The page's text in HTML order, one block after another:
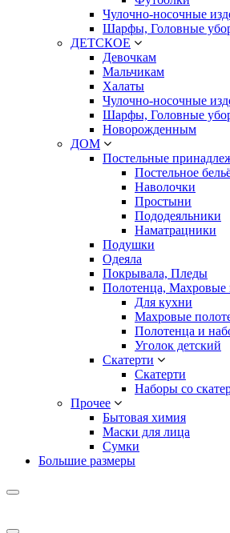
Чулочно-носочные
Шарфы, Головные
ДЕТСКОЕ
Девочкам
Мальчикам
Халаты
Чулочно-носочные
Шарфы, Головные
Новорожденным
ДОМ
Постельные
Постельное
Наволочки
Простыни
Пододеяльники
Наматрацники
Подушки
Одеяла
Покрывала, Пледы
Полотенца, Махровые
Для кухни
Махровые
Полотенца и
Уголок детский
Скатерти
Скатерти
Наборы со
Прочее
Бытовая химия
Маски для лица
Сумки
Большие размеры